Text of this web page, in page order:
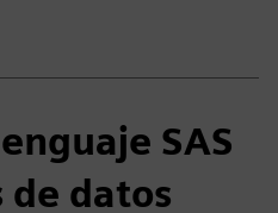
SAS
de datos